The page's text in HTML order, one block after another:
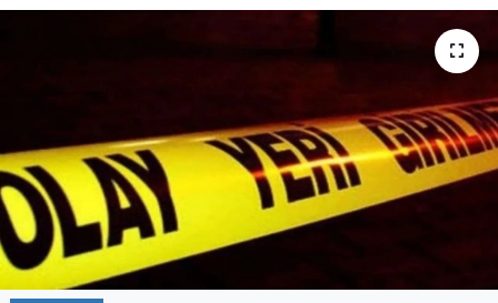
Kültür & Sanat
Röportaj
Video Galeri
Tüm Manşetler